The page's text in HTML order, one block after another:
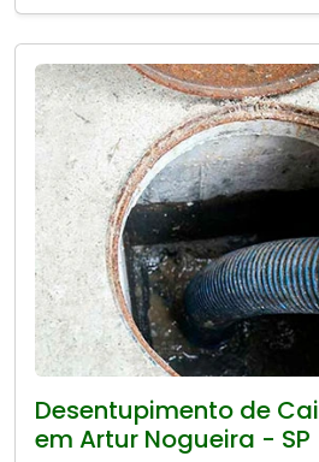
Desentupimento de
em Artur Nogueira - SP